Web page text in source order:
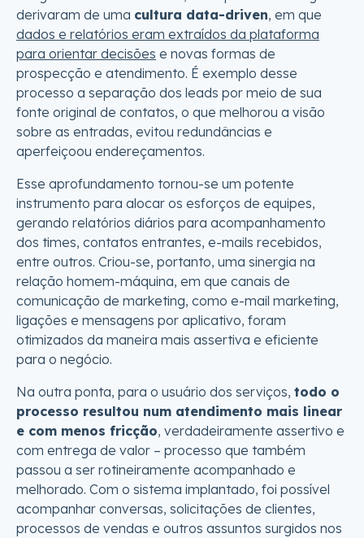
derivaram de uma cultura data-driven, em que
dados e relatórios eram extraídos da plataforma
para orientar decisões e novas formas de
prospecção e atendimento. É exemplo desse
processo a separação dos leads por meio de sua
fonte original de contatos, o que melhorou a visão
sobre as entradas, evitou redundâncias e
aperfeiçoou endereçamentos.
Esse aprofundamento tornou-se um potente
instrumento para alocar os esforços de equipes,
gerando relatórios diários para acompanhamento
dos times, contatos entrantes, e-mails recebidos,
entre outros. Criou-se, portanto, uma sinergia na
relação homem-máquina, em que canais de
comunicação de marketing, como e-mail marketing,
ligações e mensagens por aplicativo, foram
otimizados da maneira mais assertiva e eficiente
para o negócio.
Na outra ponta, para o usuário dos serviços, todo o
processo resultou num atendimento mais linear
e com menos fricção, verdadeiramente assertivo e
com entrega de valor – processo que também
passou a ser rotineiramente acompanhado e
melhorado. Com o sistema implantado, foi possível
acompanhar conversas, solicitações de clientes,
processos de vendas e outros assuntos surgidos nos